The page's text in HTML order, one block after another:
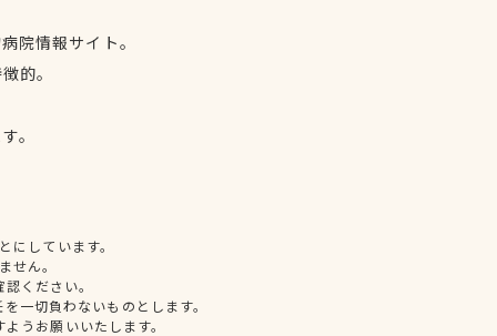
院情報サイト。
的。
。
しています。
せん。
ください。
一切負わないものとします。
うお願いいたします。